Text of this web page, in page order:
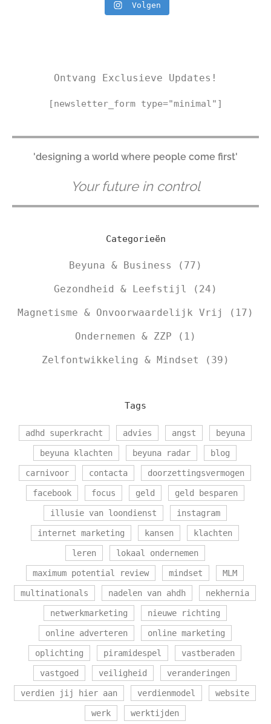
Volgen
Ontvang Exclusieve Updates!
[newsletter_form type="minimal"]
'designing a world where people come first'
Your future in control
Categorieën
Beyuna & Business (77)
Gezondheid & Leefstijl (24)
Magnetisme & Onvoorwaardelijk Vrij (17)
Ondernemen & ZZP (1)
Zelfontwikkeling & Mindset (39)
Tags
adhd superkracht advies angst beyuna
beyuna klachten beyuna radar blog
carnivoor contacta doorzettingsvermogen
facebook focus geld geld besparen
illusie van loondienst instagram
internet marketing kansen klachten
leren lokaal ondernemen
maximum potential review mindset MLM
multinationals nadelen van ahdh nekhernia
netwerkmarketing nieuwe richting
online adverteren online marketing
oplichting piramidespel vastberaden
vastgoed veiligheid veranderingen
verdien jij hier aan verdienmodel website
werk werktijden